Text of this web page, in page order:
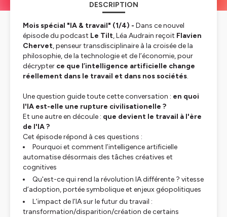
DESCRIPTION
Mois spécial "IA & travail" (1/4) - Dans ce nouvel
épisode du podcast Le Tilt, Léa Audrain reçoit Flavien
Chervet, penseur transdisciplinaire à la croisée de la
philosophie, de la technologie et de l’économie, pour
décrypter ce que l’intelligence artificielle change
réellement dans le travail et dans nos sociétés.
Une question guide toute cette conversation : en quoi
l'IA est-elle une rupture civilisationelle ?
Et une autre en découle : que devient le travail à l'ère
de l'IA ?
Cet épisode répond à ces questions :
Pourquoi et comment l’intelligence artificielle
automatise désormais des tâches créatives et
cognitives
Qu'est-ce qui rend la révolution IA différente ? vitesse
d’adoption, portée symbolique et enjeux géopolitiques
L’impact de l’IA sur le futur du travail :
transformation/disparition/création de certains